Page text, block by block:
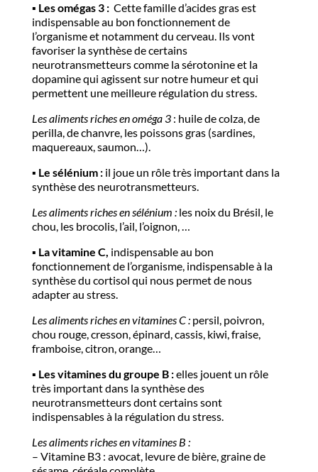
▪️​ Les omégas 3 : Cette famille d’acides gras est
indispensable au bon fonctionnement de
l’organisme et notamment du cerveau. Ils vont
favoriser la synthèse de certains
neurotransmetteurs comme la sérotonine et la
dopamine qui agissent sur notre humeur et qui
permettent une meilleure régulation du stress.
Les aliments riches en oméga 3 : huile de colza, de
perilla, de chanvre, les poissons gras (sardines,
maquereaux, saumon…).
▪️​ Le sélénium :il joue un rôle très important dans la
synthèse des neurotransmetteurs.
Les aliments riches en sélénium :les noix du Brésil, le
chou, les brocolis, l’ail, l’oignon, …
▪️​ La vitamine C, indispensable au bon
fonctionnement de l’organisme, indispensable à la
synthèse du cortisol qui nous permet de nous
adapter au stress.
Les aliments riches en vitamines C :persil, poivron,
chou rouge, cresson, épinard, cassis, kiwi, fraise,
framboise, citron, orange…
▪️​ Les vitamines du groupe B :elles jouent un rôle
très important dans la synthèse des
neurotransmetteurs dont certains sont
indispensables à la régulation du stress.
Les aliments riches en vitamines B :
– Vitamine B3 : avocat, levure de bière, graine de